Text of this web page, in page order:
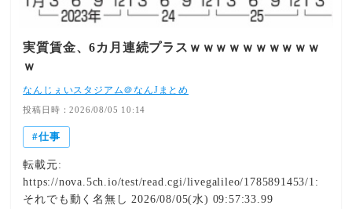
実質賃金、6カ月連続プラスｗｗｗｗｗｗｗｗｗｗ
ｗ
なんじぇいスタジアム＠なんJまとめ
投稿日時：2026/08/05 10:14
仕事
転載元:
https://nova.5ch.io/test/read.cgi/livegalileo/1785891453/1:
それでも動く名無し 2026/08/05(水) 09:57:33.99